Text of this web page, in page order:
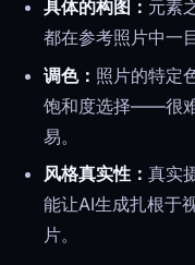
具体的构图： 元素
都在参考照片中一
调色： 照片的特定
饱和度选择——很
易。
风格真实性： 真实
能让AI生成扎根于
片。